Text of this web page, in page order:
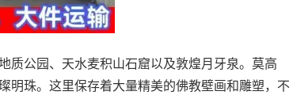
质公园、天水麦积山石窟以及敦煌月牙泉。莫高
明珠。这里保存着大量精美的佛教壁画和雕塑，不